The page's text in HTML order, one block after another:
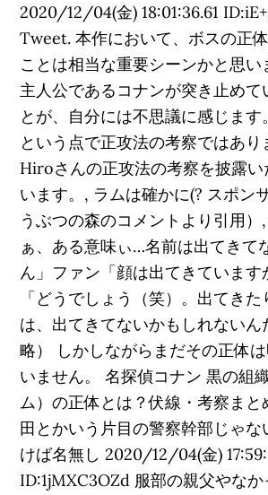
2020/12/04(金) 18:01:36.61
Tweet. 本作において、ボスの正
ことは相当な重要シーンかと思い
主人公であるコナンが突き止めて
とが、自分には不思議に感じま
という点で正攻法の考察ではあり
Hiroさんの正攻法の考察を披露い
います。, ラムは確かに(? スポン
うぶつの森のコメントより引用）
ぁ、ある意味ぃ…名前は出てきて
ん」ファン「顔は出てきています
「どうでしょう（笑）。出てき
は、出てきてないかもしれないん
略） しかしながらまだその正体
いません。 名探偵コナン 黒の組
ム）の正体とは？伏線・考察まと
田とかいう片目の警察幹部じゃな
けば名無し 2020/12/04(金)
ID:1jMXC3OZd 服部の親父やな